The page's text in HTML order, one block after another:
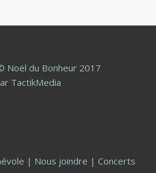
du Bonheur 2017
TactikMedia
| Nous joindre |Concerts